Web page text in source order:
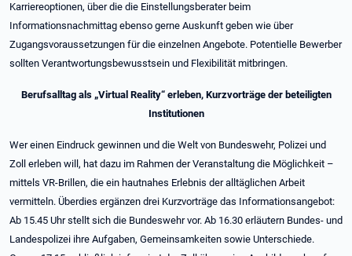
Karriereoptionen, über die die Einstellungsberater beim
Informationsnachmittag ebenso gerne Auskunft geben wie über
Zugangsvoraussetzungen für die einzelnen Angebote. Potentielle Bewerber
sollten Verantwortungsbewusstsein und Flexibilität mitbringen.
Berufsalltag als „Virtual Reality“ erleben, Kurzvorträge der beteiligten
Institutionen
Wer einen Eindruck gewinnen und die Welt von Bundeswehr, Polizei und
Zoll erleben will, hat dazu im Rahmen der Veranstaltung die Möglichkeit –
mittels VR-Brillen, die ein hautnahes Erlebnis der alltäglichen Arbeit
vermitteln. Überdies ergänzen drei Kurzvorträge das Informationsangebot:
Ab 15.45 Uhr stellt sich die Bundeswehr vor. Ab 16.30 erläutern Bundes- und
Landespolizei ihre Aufgaben, Gemeinsamkeiten sowie Unterschiede.